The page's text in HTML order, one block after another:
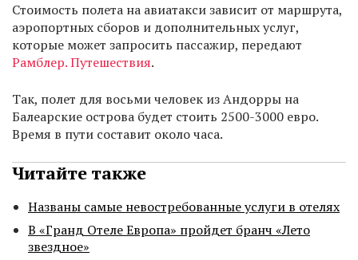
Стоимость полета на авиатакси зависит от маршрута,
аэропортных сборов и дополнительных услуг,
которые может запросить пассажир, передают
Рамблер. Путешествия.
Так, полет для восьми человек из Андорры на
Балеарские острова будет стоить 2500-3000 евро.
Время в пути составит около часа.
Читайте также
Названы самые невостребованные услуги в отелях
В «Гранд Отеле Европа» пройдет бранч «Лето
звездное»